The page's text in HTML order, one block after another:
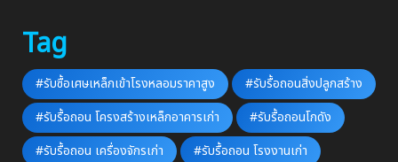
Tag
#รับซื้อเศษเหล็กเข้าโรงหลอมราคาสูง
#รับรื้อถอนสิ่งปลูกสร้าง
#รับรื้อถอน โครงสร้างเหล็กอาคารเก่า
#รับรื้อถอนโกดัง
#รับรื้อถอน เครื่องจักรเก่า
#รับรื้อถอน โรงงานเก่า